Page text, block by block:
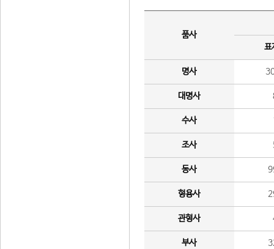
품사
표
명사
대명사
수사
조사
동사
형용사
관형사
부사